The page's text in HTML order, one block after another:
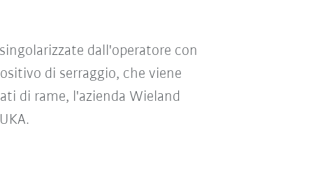
dall'operatore con
di serraggio, che viene
di rame, l'azienda Wieland